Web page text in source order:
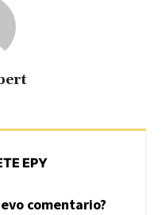
EPY
comentario?